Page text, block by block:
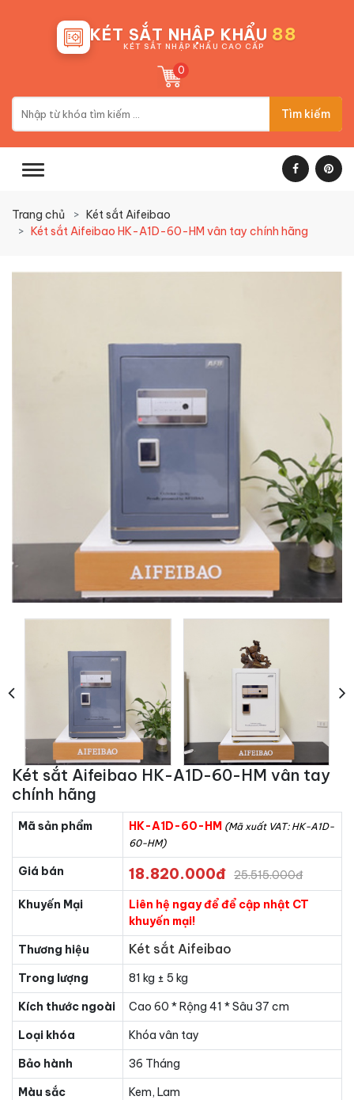
KÉT SẮT NHẬP KHẨU 88
KÉT SẮT NHẬP KHẨU CAO CẤP
0
Tìm kiếm
Trang chủ
Két sắt Aifeibao
Két sắt Aifeibao HK-A1D-60-HM vân tay chính hãng
Két sắt Aifeibao HK-A1D-60-HM vân tay
chính hãng
Mã sản phẩm HK-A1D-60-HM (Mã xuất VAT: HK-A1D-
60-HM)
Giá bán 18.820.000đ 25.515.000đ
Khuyến Mại
Liên hệ ngay để để cập nhật CT
khuyến mại!
Thương hiệu
Két sắt Aifeibao
Trong lượng
81 kg ± 5 kg
Kích thước ngoài
Cao 60 * Rộng 41 * Sâu 37 cm
Loại khóa
Khóa vân tay
Bảo hành
36 Tháng
Màu sắc
Kem, Lam